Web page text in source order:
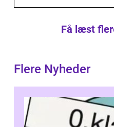
Få læst
Flere Nyheder